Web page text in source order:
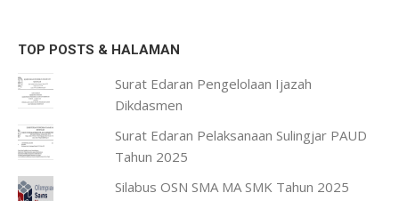
TOP POSTS & HALAMAN
Surat Edaran Pengelolaan Ijazah
Dikdasmen
Surat Edaran Pelaksanaan Sulingjar PAUD
Tahun 2025
Silabus OSN SMA MA SMK Tahun 2025